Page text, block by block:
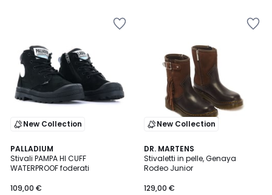
New Collection
PALLADIUM
Stivali PAMPA HI CUFF
WATERPROOF foderati
109,00 €
5
/
5
New Collection
DR. MARTENS
Stivaletti in pelle, Genaya
Rodeo Junior
129,00 €